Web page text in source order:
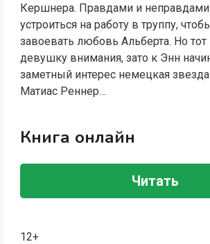
Кершнера. Правдами и неправдами
устроиться на работу в труппу,
завоевать любовь Альберта. Но
девушку внимания, зато к Энн
заметный интерес немецкая
Матиас Реннер…
Книга онлайн
Читать
12+